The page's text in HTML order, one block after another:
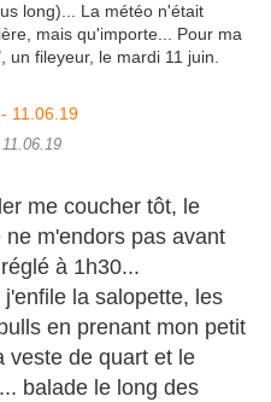
long)... La météo n'était
mais qu'importe... Pour ma
fileyeur, le mardi 11 juin.
me coucher tôt, le
m'endors pas avant
à 1h30...
la salopette, les
en prenant mon petit
veste de quart et le
balade le long des